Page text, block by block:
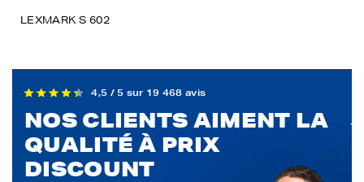
LEXMARK S 602
4,5 / 5 sur 19 468 avis
NOS CLIENTS AIMENT LA
QUALITÉ À PRIX
DISCOUNT